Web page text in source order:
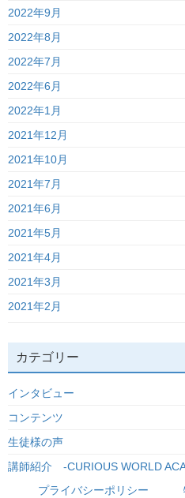
2022年9月
2022年8月
2022年7月
2022年6月
2022年1月
2021年12月
2021年10月
2021年7月
2021年6月
2021年5月
2021年4月
2021年3月
2021年2月
カテゴリー
インタビュー
コンテンツ
生徒様の声
講師紹介 -CURIOUS WORLD
プライバシーポリシー